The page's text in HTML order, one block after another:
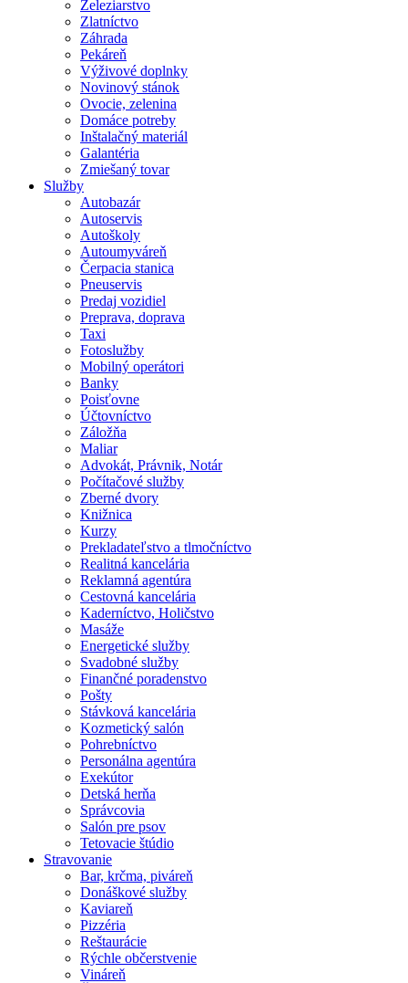
Železiarstvo
Zlatníctvo
Záhrada
Pekáreň
Výživové doplnky
Novinový stánok
Ovocie, zelenina
Domáce potreby
Inštalačný materiál
Galantéria
Zmiešaný tovar
Služby
Autobazár
Autoservis
Autoškoly
Autoumyváreň
Čerpacia stanica
Pneuservis
Predaj vozidiel
Preprava, doprava
Taxi
Fotoslužby
Mobilný operátori
Banky
Poisťovne
Účtovníctvo
Záložňa
Maliar
Advokát, Právnik, Notár
Počítačové služby
Zberné dvory
Knižnica
Kurzy
Prekladateľstvo a tlmočníctvo
Realitná kancelária
Reklamná agentúra
Cestovná kancelária
Kaderníctvo, Holičstvo
Masáže
Energetické služby
Svadobné služby
Finančné poradenstvo
Pošty
Stávková kancelária
Kozmetický salón
Pohrebníctvo
Personálna agentúra
Exekútor
Detská herňa
Správcovia
Salón pre psov
Tetovacie štúdio
Stravovanie
Bar, krčma, piváreň
Donáškové služby
Kaviareň
Pizzéria
Reštaurácie
Rýchle občerstvenie
Vináreň